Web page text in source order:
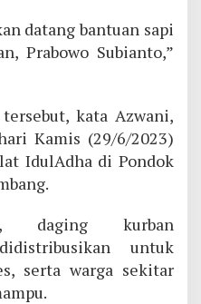
datang bantuan sapi
Prabowo Subianto,”
kata Azwani,
Kamis (29/6/2023)
IdulAdha di Pondok
daging kurban
untuk
serta warga sekitar